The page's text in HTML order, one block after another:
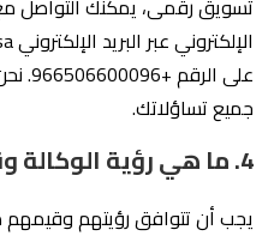
4. ما هي رؤية الوكالة وقيمها؟
يجب أن تتوافق رؤيتهم
من أنهم يفهمون هدفك
ومبادئك التسويقية.
عند اختيار وكالة تسويق